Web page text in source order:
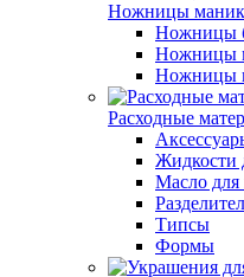
Ножницы
Ножницы
Ножницы
Ножницы
Расходные
Жидкости
Масло для
Типсы
Формы